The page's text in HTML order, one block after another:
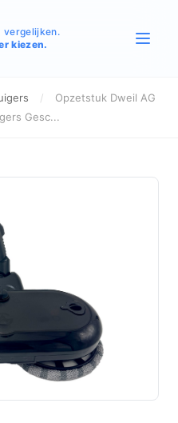
vergelijken.
kiezen.
/
Opzetstuk Dweil AG
Gesc...